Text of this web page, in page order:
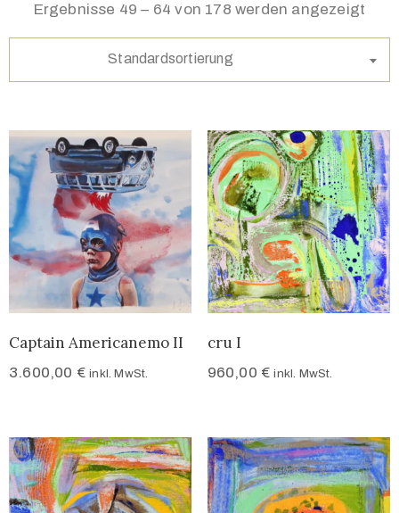
Ergebnisse 49 – 64 von 178 werden angezeigt
Standardsortierung
Captain Americanemo II
3.600,00 € inkl. MwSt.
cru I
960,00 € inkl. MwSt.